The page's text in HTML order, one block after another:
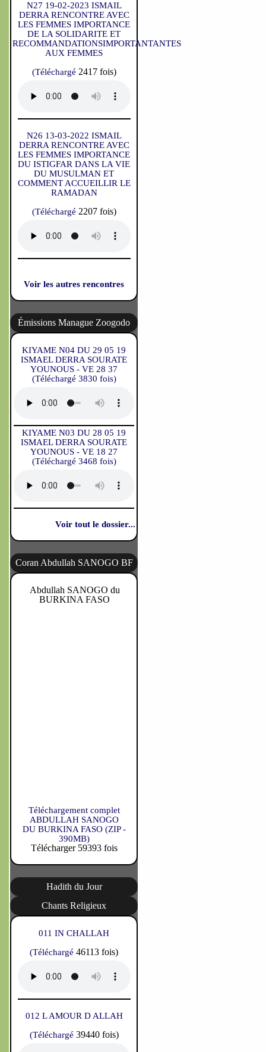
N27 19-02-2023 ISMAIL
DERRA RENCONTRE AVEC
LES FEMMES IMPORTANCE
DE LA SOLIDARITE ET
RECOMMANDATIONSIMPORTANTANTES
AUX FEMMES
(Téléchargé 2417 fois)
N26 13-03-2022 ISMAIL
DERRA RENCONTRE AVEC
LES FEMMES IMPORTANCE
DU ISTIGFAR DANS LA VIE
DU MUSULMAN ET
COMMENT ACCUEILLIR LE
RAMADAN
(Téléchargé 2207 fois)
Voir les autres rencontres
Émissions Manague Zoogodo
KIYAME N04 DU 29 05 19
ISMAEL DERRA SOURATE
YOUNOUS - VE 28 37
(Téléchargé 3830 fois)
KIYAME N03 DU 28 05 19
ISMAEL DERRA SOURATE
YOUNOUS - VE 18 27
(Téléchargé 3468 fois)
Voir tout le dossier...
Coran Abdullah SANOGO BF
Abdullah SANOGO du
BURKINA FASO
Téléchargement complet
ABDULLAH SANOGO
DU BURKINA FASO (ZIP -
390MB)
Télécharger 59393 fois
Hadith du Jour
Chants Religieux
011 IN CHALLAH
(Téléchargé 46113 fois)
012 L AMOUR D ALLAH
(Téléchargé 39440 fois)